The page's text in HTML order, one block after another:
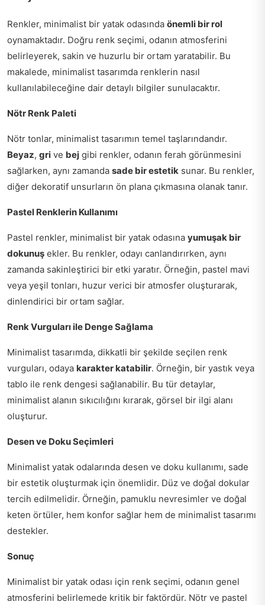
Renkler, minimalist bir yatak odasında önemli bir rol
oynamaktadır. Doğru renk seçimi, odanın atmosferini
belirleyerek, sakin ve huzurlu bir ortam yaratabilir. Bu
makalede, minimalist tasarımda renklerin nasıl
kullanılabileceğine dair detaylı bilgiler sunulacaktır.
Nötr Renk Paleti
Nötr tonlar, minimalist tasarımın temel taşlarındandır.
Beyaz, gri ve bej gibi renkler, odanın ferah görünmesini
sağlarken, aynı zamanda sade bir estetik sunar. Bu renkler,
diğer dekoratif unsurların ön plana çıkmasına olanak tanır.
Pastel Renklerin Kullanımı
Pastel renkler, minimalist bir yatak odasına yumuşak bir
dokunuş ekler. Bu renkler, odayı canlandırırken, aynı
zamanda sakinleştirici bir etki yaratır. Örneğin, pastel mavi
veya yeşil tonları, huzur verici bir atmosfer oluşturarak,
dinlendirici bir ortam sağlar.
Renk Vurguları ile Denge Sağlama
Minimalist tasarımda, dikkatli bir şekilde seçilen renk
vurguları, odaya karakter katabilir. Örneğin, bir yastık veya
tablo ile renk dengesi sağlanabilir. Bu tür detaylar,
minimalist alanın sıkıcılığını kırarak, görsel bir ilgi alanı
oluşturur.
Desen ve Doku Seçimleri
Minimalist yatak odalarında desen ve doku kullanımı, sade
bir estetik oluşturmak için önemlidir. Düz ve doğal dokular
tercih edilmelidir. Örneğin, pamuklu nevresimler ve doğal
keten örtüler, hem konfor sağlar hem de minimalist tasarımı
destekler.
Sonuç
Minimalist bir yatak odası için renk seçimi, odanın genel
atmosferini belirlemede kritik bir faktördür. Nötr ve pastel